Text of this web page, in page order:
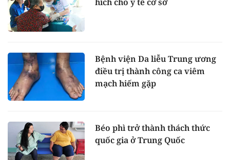
hích cho y tế cơ sở
Bệnh viện Da liễu Trung ương
điều trị thành công ca viêm
mạch hiếm gặp
Béo phì trở thành thách thức
quốc gia ở Trung Quốc